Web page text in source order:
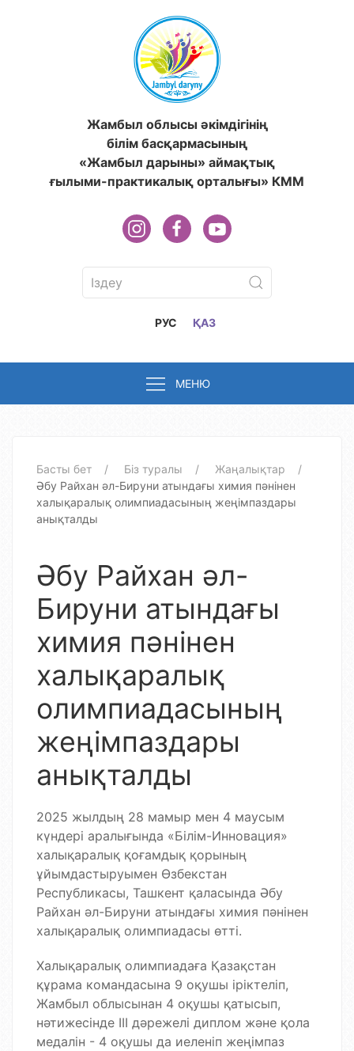
Жамбыл облысы әкімдігінің
білім басқармасының
«Жамбыл дарыны» аймақтық
ғылыми-практикалық орталығы» КММ
РУС ҚАЗ
МЕНЮ
Басты бет Біз туралы
Жаңалықтар
Әбу Райхан әл-Бируни атындағы химия пәнінен
халықаралық олимпиадасының жеңімпаздары
анықталды
Әбу Райхан әл-
Бируни атындағы
химия пәнінен
халықаралық
олимпиадасының
жеңімпаздары
анықталды
2025 жылдың 28 мамыр мен 4 маусым
күндері аралығында «Білім-Инновация»
халықаралық қоғамдық қорының
ұйымдастыруымен Өзбекстан
Республикасы, Ташкент қаласында Әбу
Райхан әл-Бируни атындағы химия пәнінен
халықаралық олимпиадасы өтті.
Халықаралық олимпиадаға Қазақстан
құрама командасына 9 оқушы іріктеліп,
Жамбыл облысынан 4 оқушы қатысып,
нәтижесінде ІІІ дәрежелі диплом және қола
медалін - 4 оқушы да иеленіп жеңімпаз